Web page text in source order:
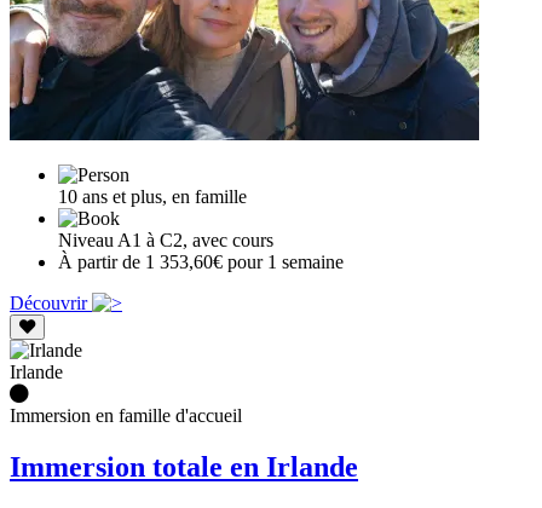
10 ans et plus, en famille
Niveau A1 à C2, avec cours
À partir de 1 353,60€ pour 1 semaine
Découvrir
Irlande
Immersion en famille d'accueil
Immersion totale en Irlande